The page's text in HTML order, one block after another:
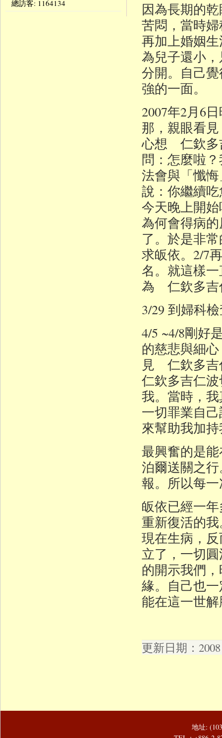
因為長期的
苦悶，當時
再加上婚姻
為兒子還小
分開。自己
強的一面。
2007年2月6
那，親眼看
心想 仁欽多
問：怎麼啦
法會與「懺
說：你繼續
今天晚上開
為何會得病
了。於是非
求皈依。2/7
名。就這樣
為 仁欽多吉
3/29 到婦科
4/5 ~4/8剛好
的慈悲與細
見 仁欽多吉
仁欽多吉仁
我。當時，
一切罪業自
來幫助我加
最興奮的是
泊爾送關之
報。所以每
皈依已經一
重新復活的
現在生病，
立了，一切
的開示我們
緣。自己也
能在這一世
更新日期：
總訪客: 1164134
地址: